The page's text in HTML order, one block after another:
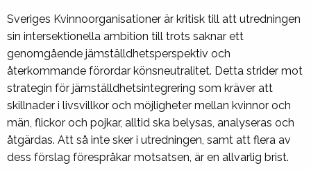
Sveriges Kvinnoorganisationer är kritisk till att utredningen
sin intersektionella ambition till trots saknar ett
genomgående jämställdhetsperspektiv och
återkommande förordar könsneutralitet. Detta strider mot
strategin för jämställdhetsintegrering som kräver att
skillnader i livsvillkor och möjligheter mellan kvinnor och
män, flickor och pojkar, alltid ska belysas, analyseras och
åtgärdas. Att så inte sker i utredningen, samt att flera av
dess förslag förespråkar motsatsen, är en allvarlig brist.